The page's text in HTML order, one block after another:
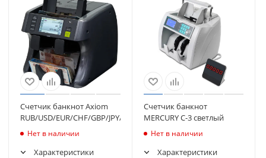
Счетчик банкнот Axiom
RUB/USD/EUR/CHF/GBP/JPY/CNY
Нет в наличии
Характеристики
Счетчик банкнот
MERCURY C-3 светлый
Нет в наличии
Характеристики